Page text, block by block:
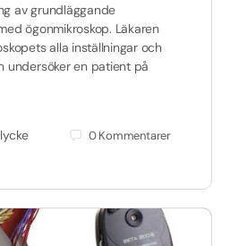
av grundläggande
ögonmikroskop. Läkaren
alla inställningar och
undersöker en patient på
0Kommentarer